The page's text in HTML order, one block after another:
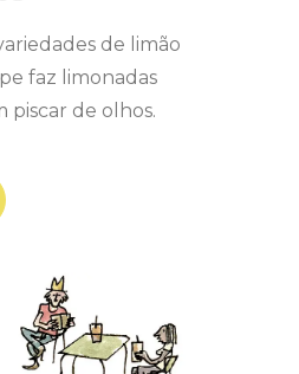
de limão
faz limonadas
piscar de olhos.